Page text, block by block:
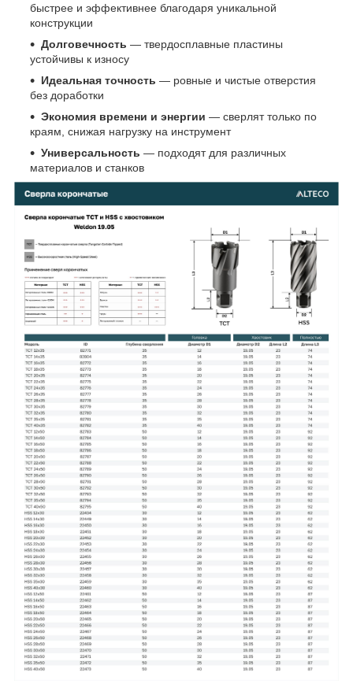
быстрее и эффективнее благодаря уникальной
конструкции
Долговечность — твердосплавные пластины
устойчивы к износу
Идеальная точность — ровные и чистые отверстия
без доработки
Экономия времени и энергии — сверлят только по
краям, снижая нагрузку на инструмент
Универсальность — подходят для различных
материалов и станков